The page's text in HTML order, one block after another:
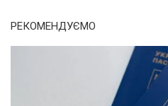
РЕКОМЕНДУЄМО